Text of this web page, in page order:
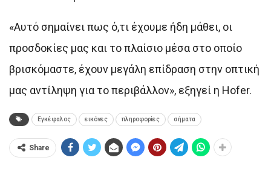
«Aυτό σημαίνει πως ό,τι έχουμε ήδη μάθει, οι
προσδοκίες μας και το πλαίσιο μέσα στο οποίο
βρισκόμαστε, έχουν μεγάλη επίδραση στην οπτική
μας αντίληψη για το περιβάλλον», εξηγεί η Hofer.
Εγκέφαλος εικόνες πληροφορίες σήματα
Share